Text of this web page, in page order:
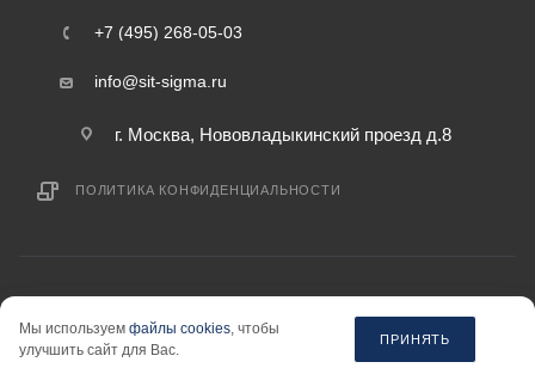
+7 (495) 268-05-03
info@sit-sigma.ru
г. Москва, Нововладыкинский проезд д.8
ПОЛИТИКА КОНФИДЕНЦИАЛЬНОСТИ
информация на сайте «sit-sigma.ru» не является публичной офертой.
Мы используем файлы cookies, чтобы
улучшить сайт для Вас.
ПРИНЯТЬ